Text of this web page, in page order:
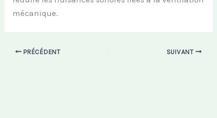
mécanique.
PRÉCÉDENT SUIVANT